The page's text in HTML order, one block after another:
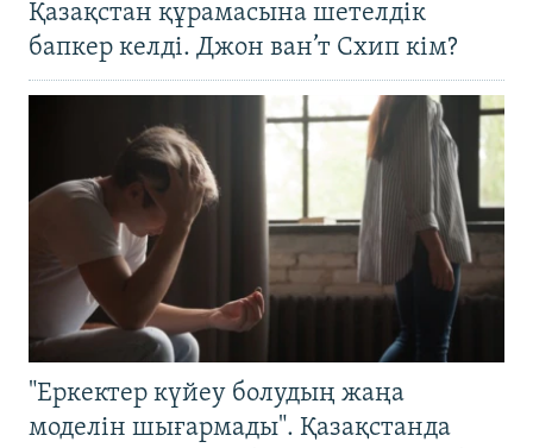
Қазақстан құрамасына шетелдік
бапкер келді. Джон ван’т Схип кім?
"Еркектер күйеу болудың жаңа
моделін шығармады". Қазақстанда